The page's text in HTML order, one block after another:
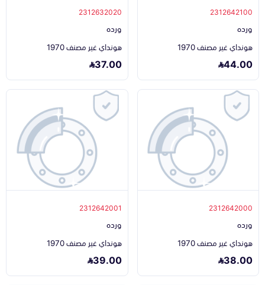
2312642100
ورده
هونداي غير مصنف 1970
44.00
2312632020
ورده
هونداي غير مصنف 1970
37.00
2312642000
ورده
هونداي غير مصنف 1970
38.00
2312642001
ورده
هونداي غير مصنف 1970
39.00